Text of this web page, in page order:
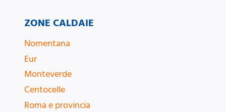
ZONE CALDAIE
Nomentana
Eur
Monteverde
Centocelle
Roma e provincia